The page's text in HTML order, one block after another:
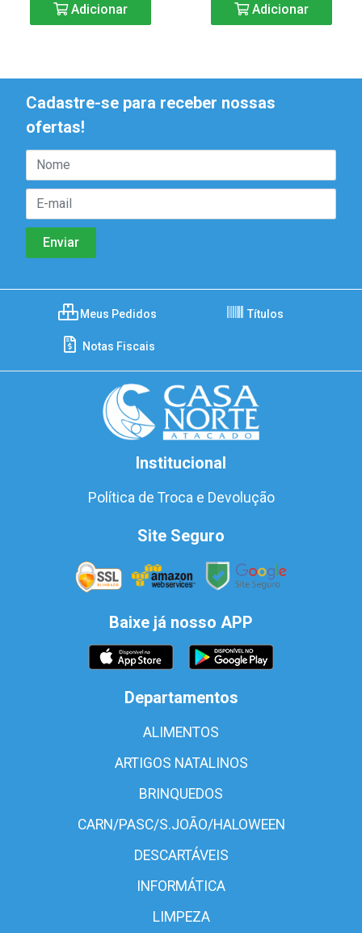
Adicionar Adicionar
Cadastre-se para receber nossas
ofertas!
Meus Pedidos Títulos
Notas Fiscais
Institucional
Política de Troca e Devolução
Site Seguro
Baixe já nosso APP
Departamentos
ALIMENTOS
ARTIGOS NATALINOS
BRINQUEDOS
CARN/PASC/S.JOÃO/HALOWEEN
DESCARTÁVEIS
INFORMÁTICA
LIMPEZA